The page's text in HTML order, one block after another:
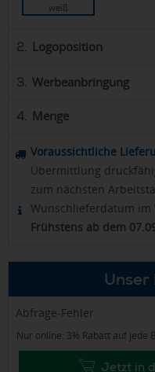
weiß
2. Logoposition
3. Werbeanbringung
4. Menge
Voraussichtliche
Übermittlung
zum nächsten
Wunschlieferdatum im
Frühstens ab dem
Unser
Abfrage-Fehler
Nur online: 3% Rabatt auf jede
Jetzt in